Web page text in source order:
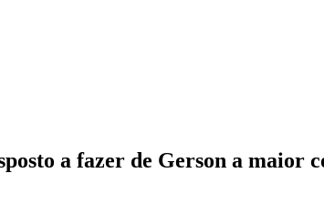
a fazer de Gerson a maior